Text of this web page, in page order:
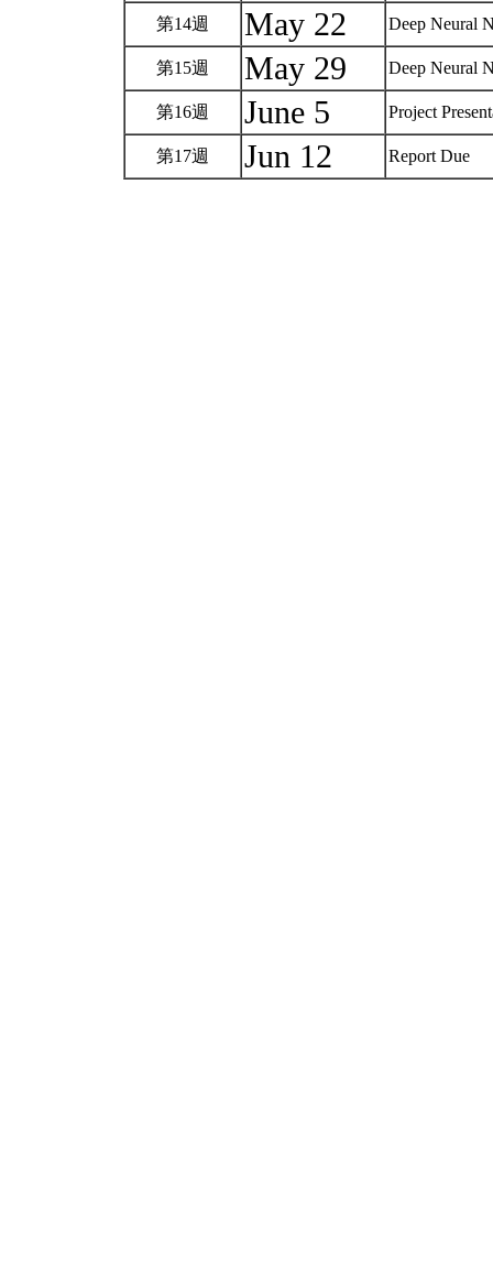
第14週 May 22 Deep Neural
第15週 May 29 Deep Neural
第16週 June 5 Project
第17週 Jun 12 Report Due